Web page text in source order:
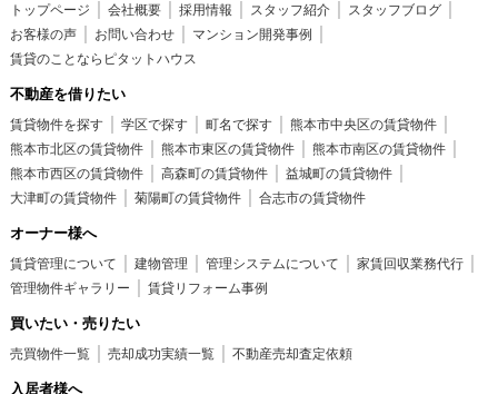
トップページ 会社概要 採用情報 スタッフ紹介
スタッフブログ
お客様の声
お問い合わせ
マンション開発事例
賃貸のことならピタットハウス
不動産を借りたい
賃貸物件を探す 学区で探す 町名で探す
熊本市中央区の賃貸物件
熊本市北区の賃貸物件
熊本市東区の賃貸物件
熊本市南区の賃貸物件
熊本市西区の賃貸物件
高森町の賃貸物件
益城町の賃貸物件
大津町の賃貸物件
菊陽町の賃貸物件 合志市の賃貸物件
オーナー様へ
賃貸管理について 建物管理 管理システムについて
家賃回収業務代行
管理物件ギャラリー
賃貸リフォーム事例
買いたい・売りたい
売買物件一覧 売却成功実績一覧 不動産売却査定依頼
入居者様へ